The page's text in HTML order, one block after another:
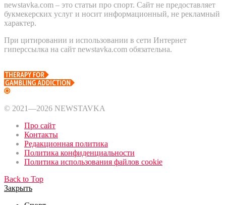
newstavka.com – это статьи про спорт. Сайт не предоставляет
букмекерских услуг и носит информационный, не рекламный
характер.
При цитировании и использовании в сети Интернет
гиперссылка на сайт newstavka.com обязательна.
© 2021—2026 NEWSTAVKA
Про сайт
Контакты
Редакционная политика
Политика конфиденциальности
Политика использования файлов cookie
Back to Top
Закрыть